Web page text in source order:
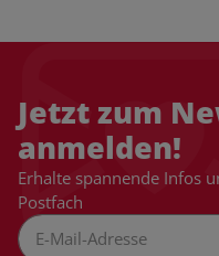
Jetzt zum
anmelden!
Erhalte spannende Infos
Postfach